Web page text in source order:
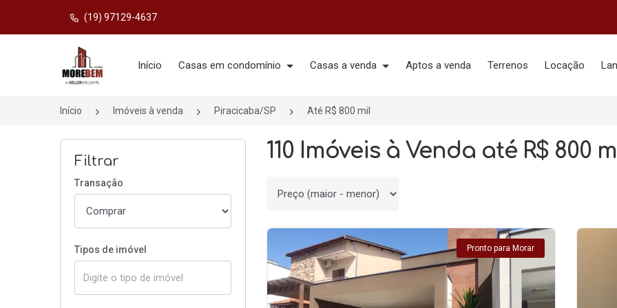
(19) 97129-4637
Página inicial
Início Casas em condomínio Casas a venda Aptos a venda Terrenos Locação
Início Imóveis à venda Piracicaba/SP Até R$ 800 mil
Filtrar
Transação
Tipos de imóvel
110 Imóveis à Venda até R$ 800
Ordenar por
Pronto para Morar